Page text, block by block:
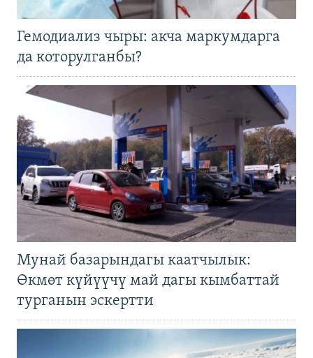
Гемодиализ чыры: акча маркумдарга
да которулганбы?
Мунай базарындагы каатчылык:
Өкмөт күйүүчү май дагы кымбаттай
турганын эскертти